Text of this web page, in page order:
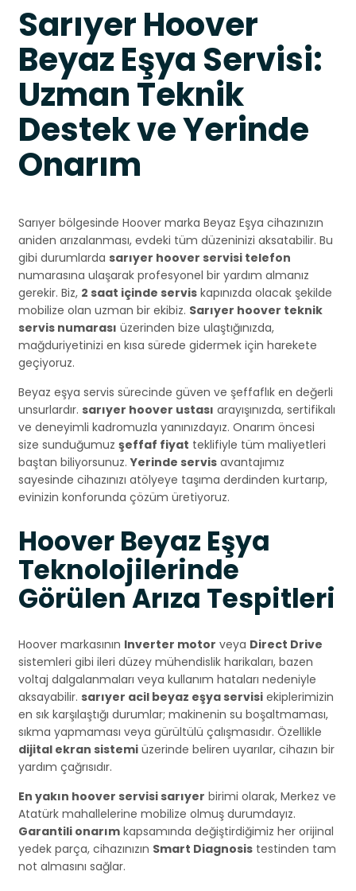
Sarıyer Hoover
Beyaz Eşya Servisi:
Uzman Teknik
Destek ve Yerinde
Onarım
Sarıyer bölgesinde Hoover marka Beyaz Eşya cihazınızın
aniden arızalanması, evdeki tüm düzeninizi aksatabilir. Bu
gibi durumlarda sarıyer hoover servisi telefon
numarasına ulaşarak profesyonel bir yardım almanız
gerekir. Biz, 2 saat içinde servis kapınızda olacak şekilde
mobilize olan uzman bir ekibiz. Sarıyer hoover teknik
servis numarası üzerinden bize ulaştığınızda,
mağduriyetinizi en kısa sürede gidermek için harekete
geçiyoruz.
Beyaz eşya servis sürecinde güven ve şeffaflık en değerli
unsurlardır. sarıyer hoover ustası arayışınızda, sertifikalı
ve deneyimli kadromuzla yanınızdayız. Onarım öncesi
size sunduğumuz şeffaf fiyat teklifiyle tüm maliyetleri
baştan biliyorsunuz.Yerinde servis avantajımız
sayesinde cihazınızı atölyeye taşıma derdinden kurtarıp,
evinizin konforunda çözüm üretiyoruz.
Hoover Beyaz Eşya
Teknolojilerinde
Görülen Arıza Tespitleri
Hoover markasının Inverter motor veya Direct Drive
sistemleri gibi ileri düzey mühendislik harikaları, bazen
voltaj dalgalanmaları veya kullanım hataları nedeniyle
aksayabilir. sarıyer acil beyaz eşya servisi ekiplerimizin
en sık karşılaştığı durumlar; makinenin su boşaltmaması,
sıkma yapmaması veya gürültülü çalışmasıdır. Özellikle
dijital ekran sistemi üzerinde beliren uyarılar, cihazın bir
yardım çağrısıdır.
En yakın hoover servisi sarıyer birimi olarak, Merkez ve
Atatürk mahallelerine mobilize olmuş durumdayız.
Garantili onarım kapsamında değiştirdiğimiz her orijinal
yedek parça, cihazınızın Smart Diagnosis testinden tam
not almasını sağlar.